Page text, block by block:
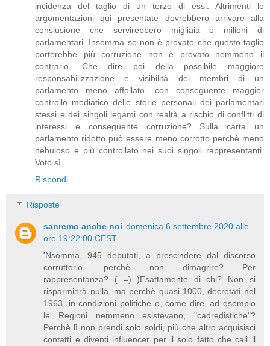
incidenza del taglio di un terzo di essi. Altrimenti le
argomentazioni qui presentate dovrebbero arrivare alla
conslusione che servirebbero migliaia o milioni di
parlamentari. Insomma se non è provato che questo taglio
porterebbe più corruzione non è provato nemmeno il
contrario. Che dire poi della possibile maggiore
responsabilizzazione e visibilità dei membri di un
parlamento meno affollato, con conseguente maggior
controllo mediatico delle storie personali dei parlamentari
stessi e dei singoli legami con realtà a rischio di conflitti di
interessi e conseguente corruzione? Sulla carta un
parlamento ridotto può essere meno corrotto perchè meno
nebuloso e più controllato nei suoi singoli rappresentanti.
Voto sì.
Rispondi
Risposte
sanremo anche noi domenica 6 settembre 2020 alle
ore 19:22:00 CEST
'Nsomma, 945 deputati, a prescindere dal discorso
corruttorio, perchè non dimagrire? Per
rappresentanza? ( =) )Esattamente di chi? Non si
risparmierà nulla, ma perchè quasi 1000, decretati nel
1963, in condizioni politiche e, come dire, ad esempio
le Regioni nemmeno esistevano, "cadredistiche"?
Perchè lì non prendi solo soldi, più che altro acquisisci
contatti e diventi influencer per il solo fatto che cali il